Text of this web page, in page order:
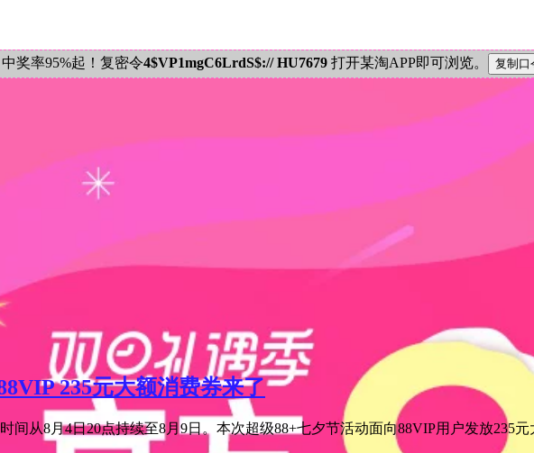
奖率95%起！复密令4$VP1mgC6LrdS$:// HU7679 打开某淘APP即可浏览。
235元大额消费券来了
间从8月4日20点持续至8月9日。本次超级88+七夕节活动面向88VIP用户发放235